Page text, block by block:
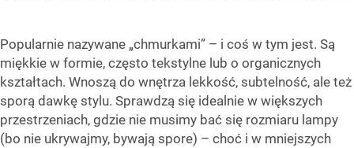
Popularnie nazywane „chmurkami” – i coś w tym jest. Są
miękkie w formie, często tekstylne lub o organicznych
kształtach. Wnoszą do wnętrza lekkość, subtelność, ale też
sporą dawkę stylu. Sprawdzą się idealnie w większych
przestrzeniach, gdzie nie musimy bać się rozmiaru lampy
(bo nie ukrywajmy, bywają spore) – choć i w mniejszych